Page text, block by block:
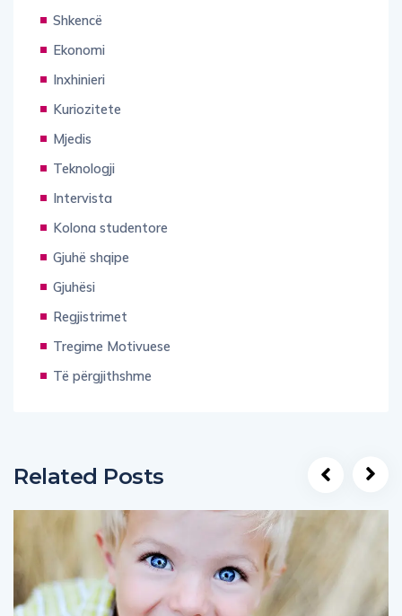
Shkencë
Ekonomi
Inxhinieri
Kuriozitete
Mjedis
Teknologji
Intervista
Kolona studentore
Gjuhë shqipe
Gjuhësi
Regjistrimet
Tregime Motivuese
Të përgjithshme
Related Posts